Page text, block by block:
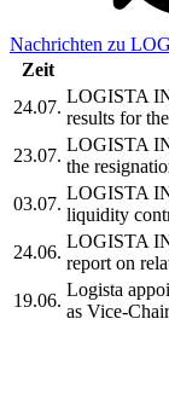
Nachrichten zu
Zeit
24.07.
LOGISTA
results for
23.07.
LOGISTA
the
03.07.
LOGISTA
liquidity
24.06.
LOGISTA
report on
19.06.
Logista
as Vice-